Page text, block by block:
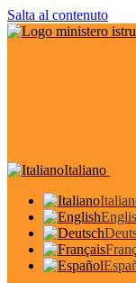
Salta al contenuto
Italiano